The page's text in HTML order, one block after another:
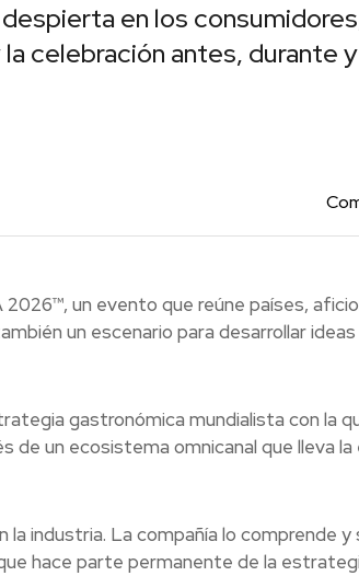
en los
celebración antes, durante
2026™, un evento que reúne países,
un escenario para desarrollar
gastronómica mundialista con la
de un ecosistema omnicanal que lleva la
la industria. La compañía lo comprende
hace parte permanente de la